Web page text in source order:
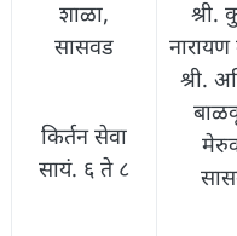
शाळा,
सासवड
किर्तन सेवा
सायं. ६ ते ८
श्री.
श्री.